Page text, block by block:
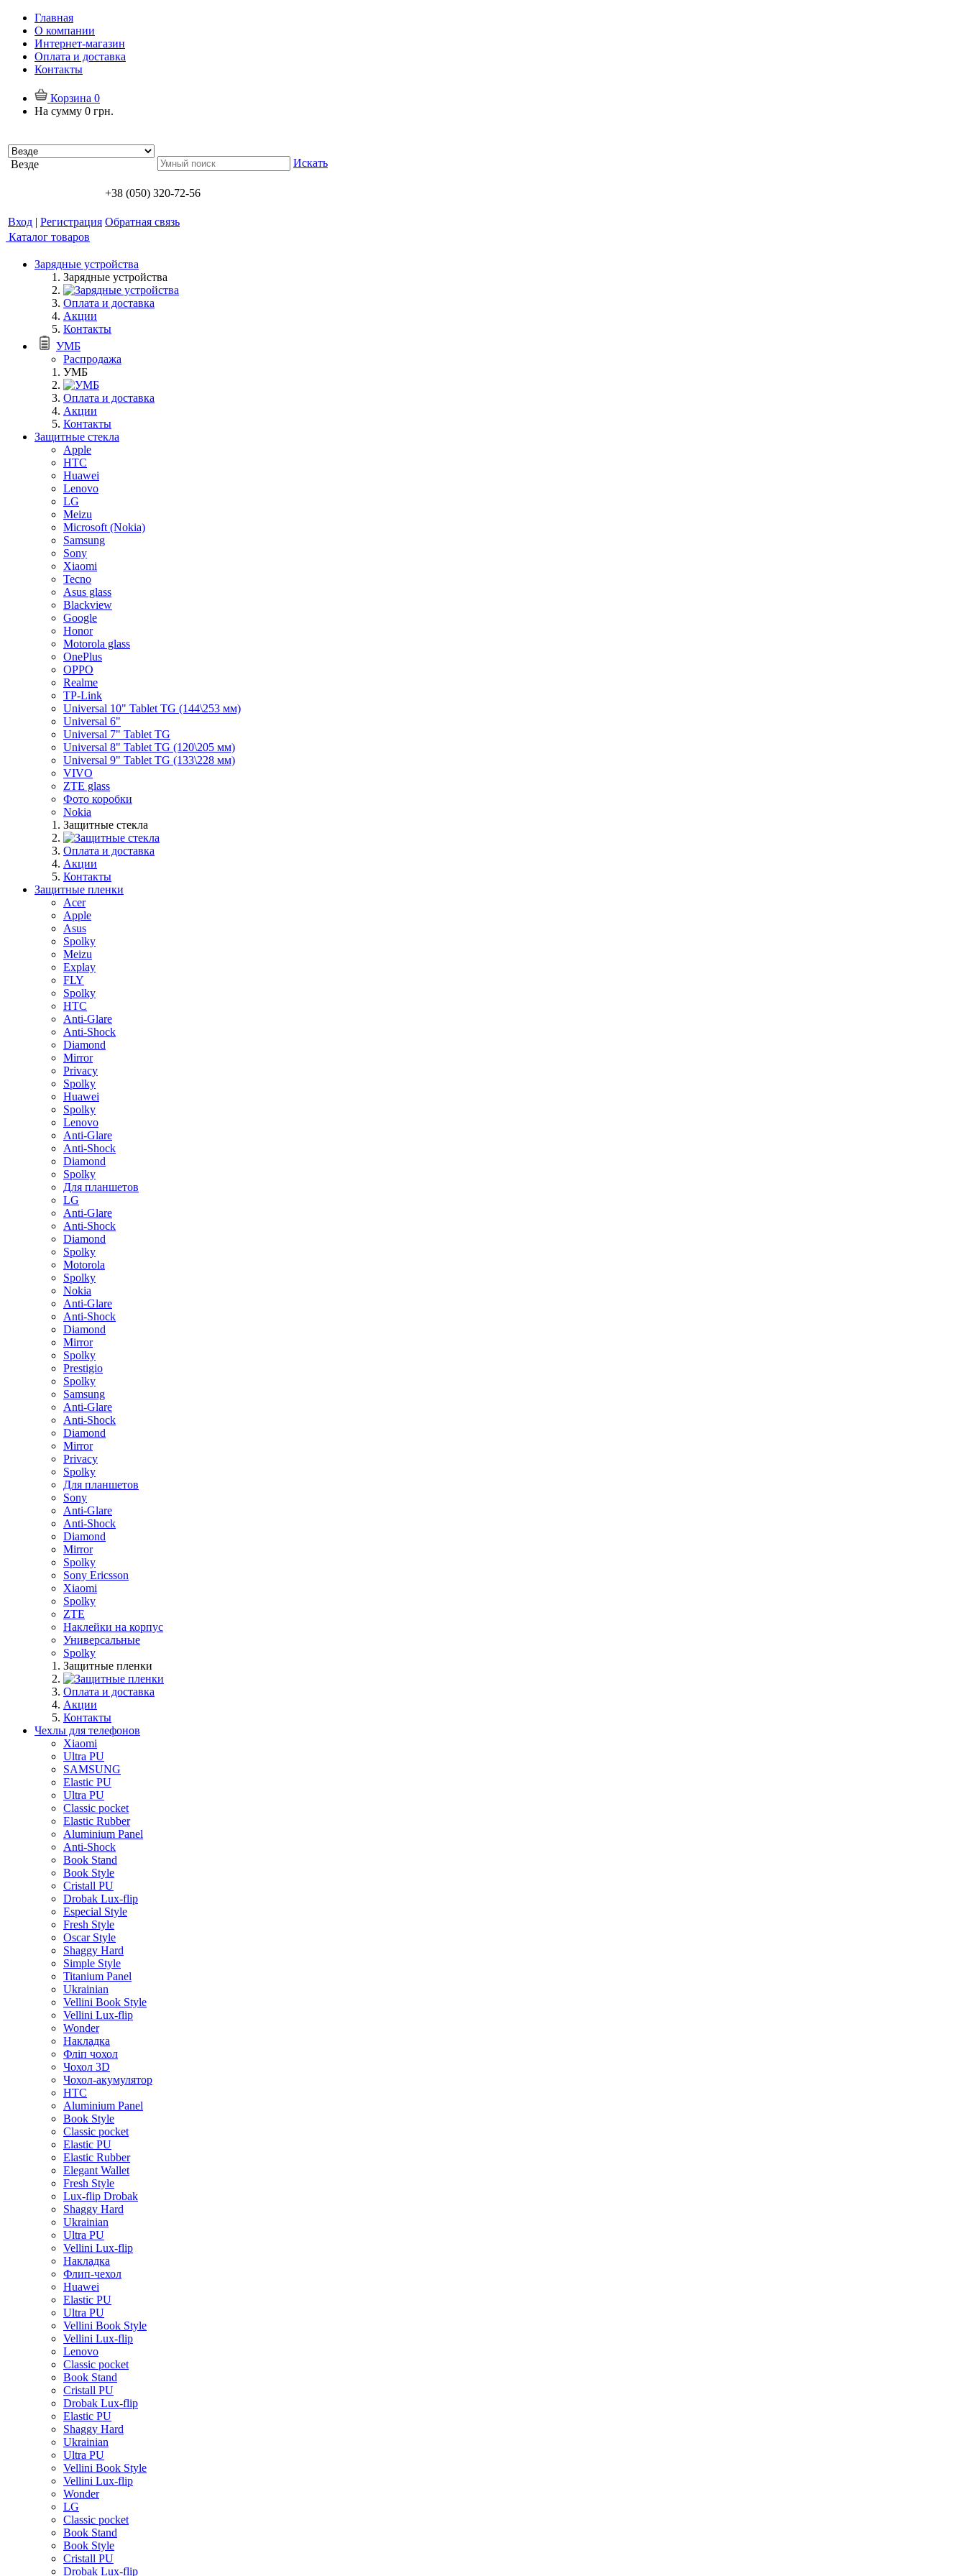
Главная
О компании
Интернет-магазин
Оплата и доставка
Контакты
Корзина 0
На сумму 0 грн.
Везде Искать
+38 (050) 320-72-56
Вход | Регистрация Обратная связь
Каталог товаров
Зарядные устройства
Зарядные устройства
Оплата и доставка
Акции
Контакты
УМБ
Распродажа
УМБ
Оплата и доставка
Акции
Контакты
Защитные стекла
Apple
HTC
Huawei
Lenovo
LG
Meizu
Microsoft (Nokia)
Samsung
Sony
Xiaomi
Tecno
Asus glass
Blackview
Google
Honor
Motorola glass
OnePlus
OPPO
Realme
TP-Link
Universal 10" Tablet TG (144\253 мм)
Universal 6"
Universal 7" Tablet TG
Universal 8" Tablet TG (120\205 мм)
Universal 9" Tablet TG (133\228 мм)
VIVO
ZTE glass
Фото коробки
Nokia
Защитные стекла
Оплата и доставка
Акции
Контакты
Защитные пленки
Acer
Apple
Asus
Spolky
Meizu
Explay
FLY
Spolky
HTC
Anti-Glare
Anti-Shock
Diamond
Mirror
Privacy
Spolky
Huawei
Spolky
Lenovo
Anti-Glare
Anti-Shock
Diamond
Spolky
Для планшетов
LG
Anti-Glare
Anti-Shock
Diamond
Spolky
Motorola
Spolky
Nokia
Anti-Glare
Anti-Shock
Diamond
Mirror
Spolky
Prestigio
Spolky
Samsung
Anti-Glare
Anti-Shock
Diamond
Mirror
Privacy
Spolky
Для планшетов
Sony
Anti-Glare
Anti-Shock
Diamond
Mirror
Spolky
Sony Ericsson
Xiaomi
Spolky
ZTE
Наклейки на корпус
Универсальные
Spolky
Защитные пленки
Оплата и доставка
Акции
Контакты
Чехлы для телефонов
Xiaomi
Ultra PU
SAMSUNG
Elastic PU
Ultra PU
Classic pocket
Elastic Rubber
Aluminium Panel
Anti-Shock
Book Stand
Book Style
Cristall PU
Drobak Lux-flip
Especial Style
Fresh Style
Oscar Style
Shaggy Hard
Simple Style
Titanium Panel
Ukrainian
Vellini Book Style
Vellini Lux-flip
Wonder
Накладка
Фліп чохол
Чохол 3D
Чохол-акумулятор
HTC
Aluminium Panel
Book Style
Classic pocket
Elastic PU
Elastic Rubber
Elegant Wallet
Fresh Style
Lux-flip Drobak
Shaggy Hard
Ukrainian
Ultra PU
Vellini Lux-flip
Накладка
Флип-чехол
Huawei
Elastic PU
Ultra PU
Vellini Book Style
Vellini Lux-flip
Lenovo
Classic pocket
Book Stand
Cristall PU
Drobak Lux-flip
Elastic PU
Shaggy Hard
Ukrainian
Ultra PU
Vellini Book Style
Vellini Lux-flip
Wonder
LG
Classic pocket
Book Stand
Book Style
Cristall PU
Drobak Lux-flip